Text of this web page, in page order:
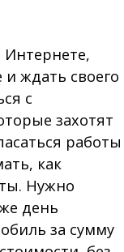
ждать своего
с
захотят
работы
как
Нужно
день
за сумму